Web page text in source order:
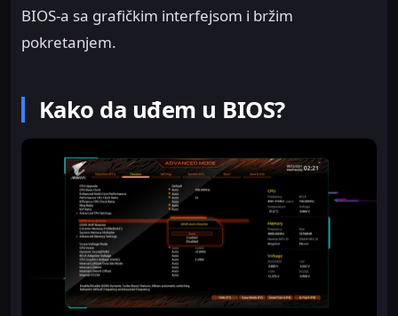
BIOS-a sa grafičkim interfejsom i bržim
pokretanjem.
Kako da uđem u BIOS?